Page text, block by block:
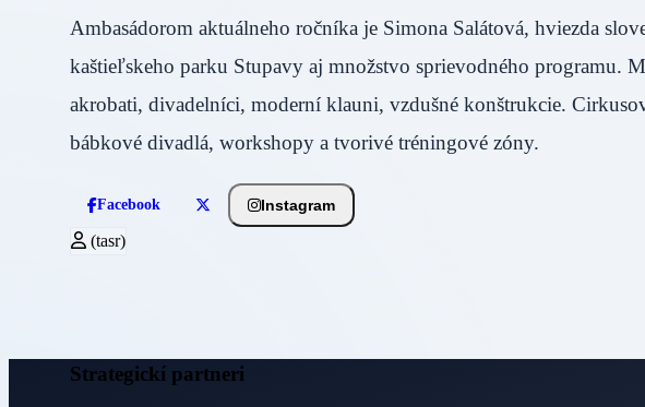
Ambasádorom aktuálneho ročníka je Simona Salátová, hviezda
kaštieľskeho parku Stupavy aj množstvo sprievodného programu.
akrobati, divadelníci, moderní klauni, vzdušné konštrukcie.
bábkové divadlá, workshopy a tvorivé tréningové zóny.
Facebook Instagram
(tasr)
Strategickí partneri